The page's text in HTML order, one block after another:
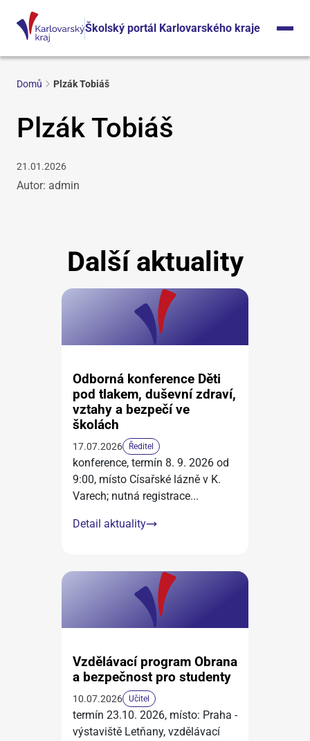
Školský portál Karlovarského kraje
Domů Plzák Tobiáš
Plzák Tobiáš
21.01.2026
Autor: admin
Další aktuality
Odborná konference Děti
pod tlakem, duševní zdraví,
vztahy a bezpečí ve
školách
17.07.2026 Ředitel
konference, termín 8. 9. 2026 od
9:00, místo Císařské lázně v K.
Varech; nutná registrace...
Detail aktuality
Vzdělávací program Obrana
a bezpečnost pro studenty
10.07.2026 Učitel
termín 23.10. 2026, místo: Praha -
výstaviště Letňany, vzdělávací